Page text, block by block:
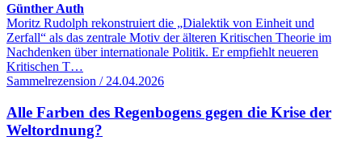
Günther Auth
Moritz Rudolph rekonstruiert die „Dialektik von Einheit und
Zerfall“ als das zentrale Motiv der älteren Kritischen Theorie im
Nachdenken über internationale Politik. Er empfiehlt neueren
Kritischen T…
Sammelrezension / 24.04.2026
Alle Farben des Regenbogens gegen die Krise der
Weltordnung?